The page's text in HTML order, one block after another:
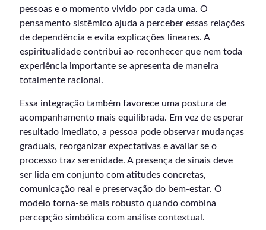
pessoas e o momento vivido por cada uma. O
pensamento sistêmico ajuda a perceber essas relações
de dependência e evita explicações lineares. A
espiritualidade contribui ao reconhecer que nem toda
experiência importante se apresenta de maneira
totalmente racional.
Essa integração também favorece uma postura de
acompanhamento mais equilibrada. Em vez de esperar
resultado imediato, a pessoa pode observar mudanças
graduais, reorganizar expectativas e avaliar se o
processo traz serenidade. A presença de sinais deve
ser lida em conjunto com atitudes concretas,
comunicação real e preservação do bem-estar. O
modelo torna-se mais robusto quando combina
percepção simbólica com análise contextual.